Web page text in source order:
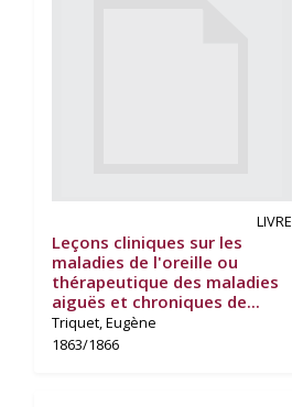
LIVRE
Leçons cliniques sur les
maladies de l'oreille ou
thérapeutique des maladies
aiguës et chroniques de...
Triquet, Eugène
1863/1866